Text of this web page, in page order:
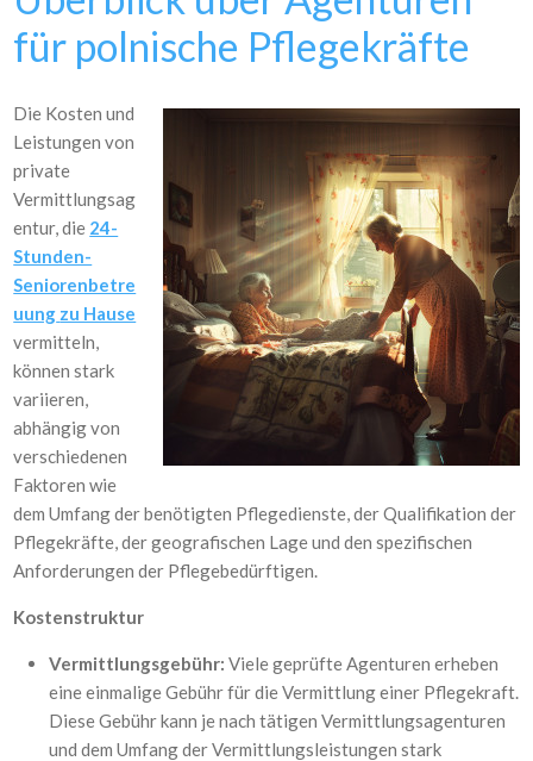
für polnische Pflegekräfte
Die Kosten und
Leistungen von
private
Vermittlungsag
entur, die 24-
Stunden-
Seniorenbetre
uung zu Hause
vermitteln,
können stark
variieren,
abhängig von
verschiedenen
Faktoren wie
dem Umfang der benötigten Pflegedienste, der Qualifikation der
Pflegekräfte, der geografischen Lage und den spezifischen
Anforderungen der Pflegebedürftigen.
Kostenstruktur
Vermittlungsgebühr: Viele geprüfte Agenturen erheben
eine einmalige Gebühr für die Vermittlung einer Pflegekraft.
Diese Gebühr kann je nach tätigen Vermittlungsagenturen
und dem Umfang der Vermittlungsleistungen stark